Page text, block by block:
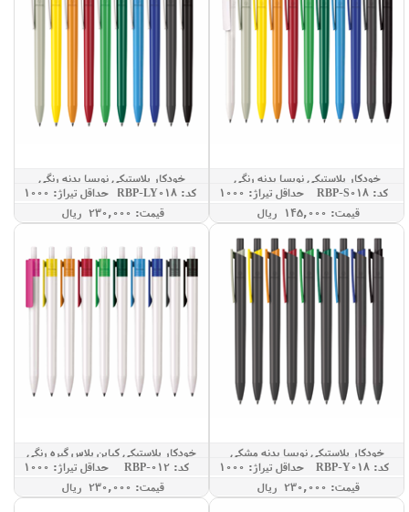
خودکار پلاستیکی نویسا بدنه رنگی
کد: RBP-S018
حداقل تيراژ: 1000
قيمت: 145,000 ريال
خودکار پلاستیکی نویسا بدنه رنگی
کد: RBP-LY018
حداقل تيراژ: 1000
قيمت: 230,000 ريال
خودکار پلاستیکی نویسا بدنه مشکی
کد: RBP-Y018
حداقل تيراژ: 1000
قيمت: 230,000 ريال
خودکار پلاستیکی کیاپن پلاس گیره رنگی
کد: RBP-012
حداقل تيراژ: 1000
قيمت: 230,000 ريال